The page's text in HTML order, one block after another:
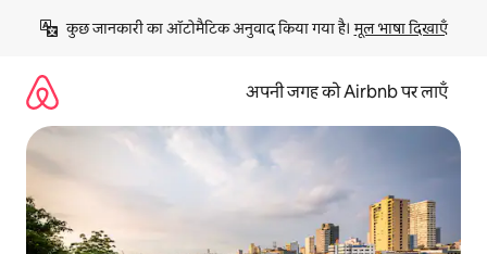
छोड़कर
कॉन्टेंट
कुछ जानकारी का ऑटोमैटिक अनुवाद किया गया है। मूल भाषा दिखाएँ
अपनी जगह को Airbnb पर लाएँ